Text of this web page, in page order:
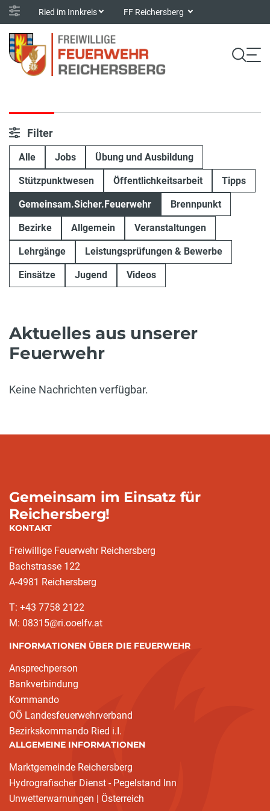
Ried im Innkreis FF Reichersberg
Filter
Alle Jobs Übung und Ausbildung
Stützpunktwesen Öffentlichkeitsarbeit Tipps
Gemeinsam.Sicher.Feuerwehr Brennpunkt
Bezirke Allgemein Veranstaltungen
Lehrgänge Leistungsprüfungen & Bewerbe
Einsätze Jugend Videos
Aktuelles aus unserer
Feuerwehr
Keine Nachrichten verfügbar.
Gemeinsam im Einsatz für
Reichersberg!
KONTAKT
Freiwillige Feuerwehr Reichersberg
Bachstrasse 122
A-4981 Reichersberg
T: +43 7758 2122
M: 08315@ri.ooelfv.at
INFORMATIONEN ÜBER DIE FEUERWEHR
Ansprechperson
Bankverbindung
Kommando
OÖ Landesfeuerwehrverband
Bezirkskommando Ried i.I.
ALLGEMEINE INFORMATIONEN
Marktgemeinde Reichersberg
Hydrografischer Dienst - Pegelstand Inn
Unwetterwarnungen | Österreich